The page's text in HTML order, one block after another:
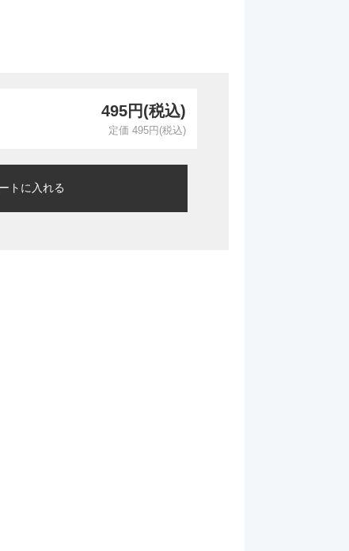
495円(税込)
定価 495円(税込)
トに入れる